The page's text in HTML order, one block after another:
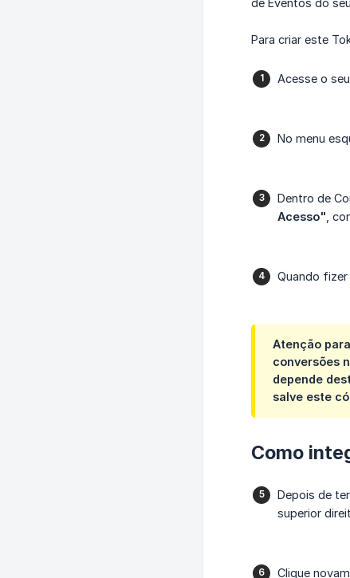
de Eventos do
Para criar este
Acesse o
No menu
Dentro de
Acesso" ,
Quando
Atenção
conversões
depende
salve este
Como
Depois de
superior
Clique